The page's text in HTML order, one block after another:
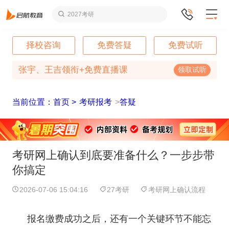
2027考研
择校咨询 免费答疑 免费试听
张宇、王吉领衔+免费直播课 领取试听
当前位置：首页 > 考研报考 >答疑
考研网上确认到底要准备什么？一步步带
你搞定
2026-07-06 15:04:16 27考研 考研网上确认流程
报名缴费成功之后，还有一个关键环节不能忘